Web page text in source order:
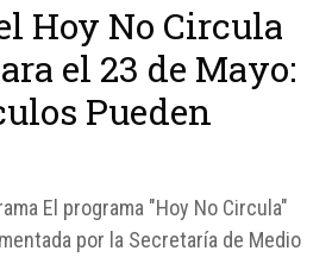
Hoy No Circula
el 23 de Mayo:
Pueden
El programa "Hoy No Circula"
por la Secretaría de Medio